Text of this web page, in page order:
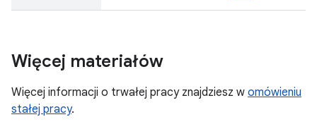
Więcej materiałów
Więcej informacji o trwałej pracy znajdziesz w omówieniu
stałej pracy.